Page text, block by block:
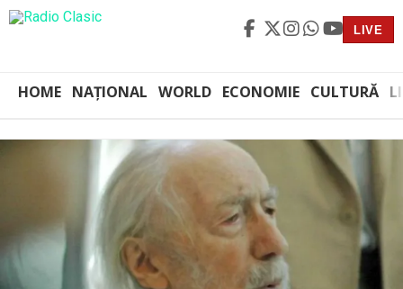
LIVE
HOME NAȚIONAL WORLD ECONOMIE CULTURĂ